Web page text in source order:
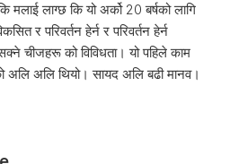
लाग्छ कि यो अर्को 20 बर्षको लागि
र परिवर्तन हेर्न र परिवर्तन हेर्न
चीजहरू को विविधता। यो पहिले काम
अलि थियो। सायद अलि बढी मानव।